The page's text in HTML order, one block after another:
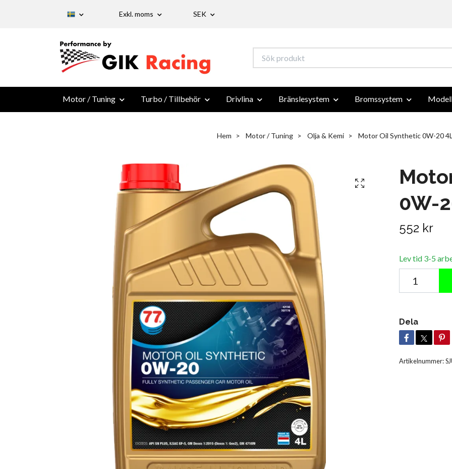
Exkl. moms SEK
Motor / Tuning Turbo / Tillbehör Drivlina Bränslesystem Bromssystem
Hem Motor / Tuning Olja & Kemi Motor Oil Synthetic 0W-20 4L
0W-
552 kr
Lev tid 3-5
Dela
Artikelnummer: